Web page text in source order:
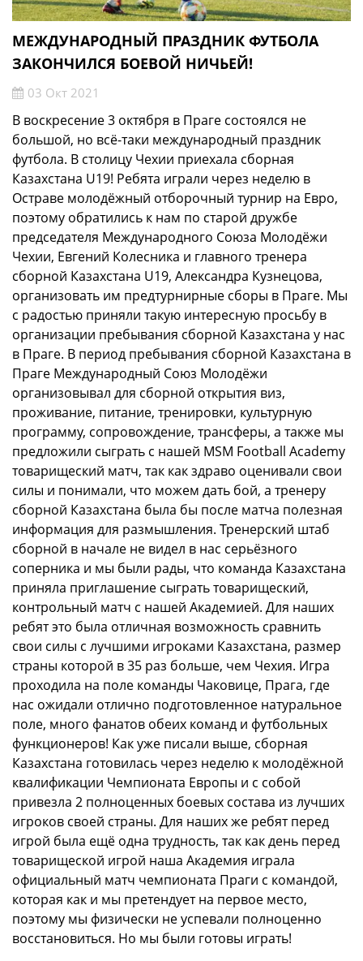
МЕЖДУНАРОДНЫЙ ПРАЗДНИК ФУТБОЛА
ЗАКОНЧИЛСЯ БОЕВОЙ НИЧЬЕЙ!
03 Окт 2021
В воскресение 3 октября в Праге состоялся не
большой, но всё-таки международный праздник
футбола. В столицу Чехии приехала сборная
Казахстана U19! Ребята играли через неделю в
Остраве молодёжный отборочный турнир на Евро,
поэтому обратились к нам по старой дружбе
председателя Международного Союза Молодёжи
Чехии, Евгений Колесника и главного тренера
сборной Казахстана U19, Александра Кузнецова,
организовать им предтурнирные сборы в Праге. Мы
с радостью приняли такую интересную просьбу в
организации пребывания сборной Казахстана у нас
в Праге. В период пребывания сборной Казахстана в
Праге Международный Союз Молодёжи
организовывал для сборной открытия виз,
проживание, питание, тренировки, культурную
программу, сопровождение, трансферы, а также мы
предложили сыграть с нашей MSM Football Academy
товарищеский матч, так как здраво оценивали свои
силы и понимали, что можем дать бой, а тренеру
сборной Казахстана была бы после матча полезная
информация для размышления. Тренерский штаб
сборной в начале не видел в нас серьёзного
соперника и мы были рады, что команда Казахстана
приняла приглашение сыграть товарищеский,
контрольный матч с нашей Академией. Для наших
ребят это была отличная возможность сравнить
свои силы с лучшими игроками Казахстана, размер
страны которой в 35 раз больше, чем Чехия. Игра
проходила на поле команды Чаковице, Прага, где
нас ожидали отлично подготовленное натуральное
поле, много фанатов обеих команд и футбольных
функционеров! Как уже писали выше, сборная
Казахстана готовилась через неделю к молодёжной
квалификации Чемпионата Европы и с собой
привезла 2 полноценных боевых состава из лучших
игроков своей страны. Для наших же ребят перед
игрой была ещё одна трудность, так как день перед
товарищеской игрой наша Академия играла
официальный матч чемпионата Праги с командой,
которая как и мы претендует на первое место,
поэтому мы физически не успевали полноценно
восстановиться. Но мы были готовы играть!